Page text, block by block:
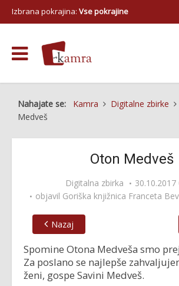
Izbrana pokrajina: Vse pokrajine
Nahajate se: Kamra Digitalne zbirke
Medveš
Oton Medveš
Digitalna zbirka
30.10.2017
objavil Goriška knjižnica Franceta
Nazaj
Spomine Otona Medveša smo
Za poslano se najlepše
ženi, gospe Savini Medveš.